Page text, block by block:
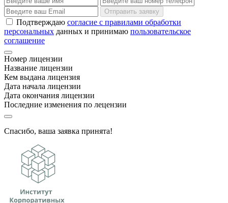
Отправить заявку
Подтверждаю согласие с правилами обработки
персональных данных и принимаю пользовательское
соглашение
Номер лицензии
Название лицензии
Кем выдана лицензия
Дата начала лицензии
Дата окончания лицензии
Последние изменения по лецензии
Спасибо, ваша заявка принята!